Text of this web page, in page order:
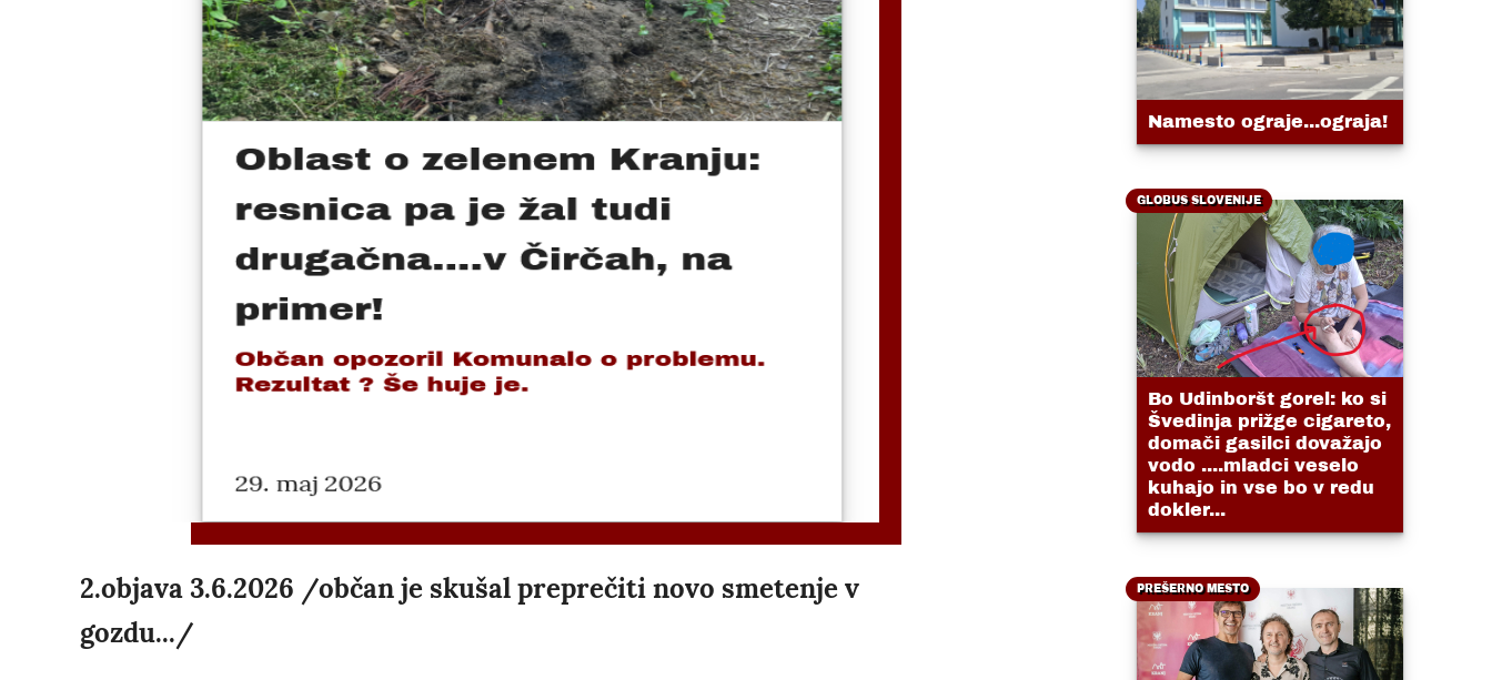
2.objava 3.6.2026 /občan je skušal preprečiti novo smetenje v
gozdu.../
Namesto ograje...ograja!
GLOBUS SLOVENIJE
Bo Udinboršt gorel: ko si
Švedinja prižge cigareto,
domači gasilci dovažajo
vodo ....mladci veselo
kuhajo in vse bo v redu
dokler...
PREŠERNO MESTO